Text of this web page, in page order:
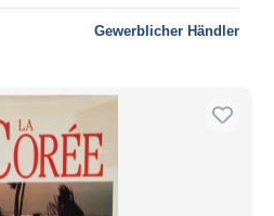
Gewerblicher Händler